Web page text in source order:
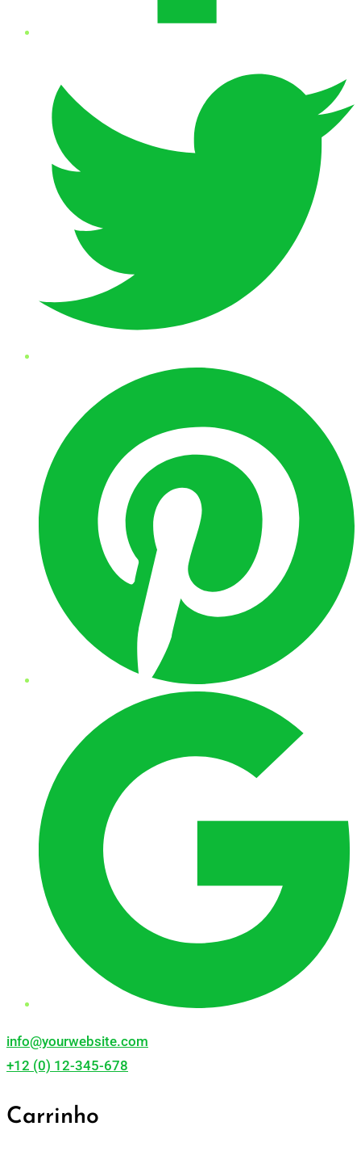
info@yourwebsite.com
+12 (0) 12-345-678
Carrinho